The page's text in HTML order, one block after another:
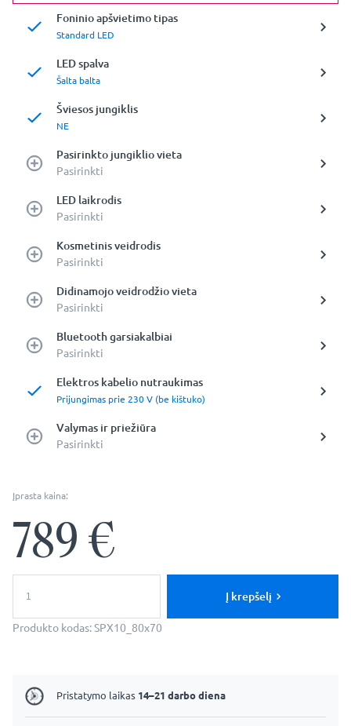
Foninio apšvietimo tipas
Standard LED
LED spalva
Šalta balta
Šviesos jungiklis
NE
Pasirinkto jungiklio vieta
Pasirinkti
LED laikrodis
Pasirinkti
Kosmetinis veidrodis
Pasirinkti
Didinamojo veidrodžio vieta
Pasirinkti
Bluetooth garsiakalbiai
Pasirinkti
Elektros kabelio nutraukimas
Prijungimas prie 230 V (be kištuko)
Valymas ir priežiūra
Pasirinkti
Įprasta kaina:
789€
kiekis:
80x70cm
Į krepšelį
Produkto kodas:SPX10_80x70
Pristatymo laikas 14–21 darbo diena